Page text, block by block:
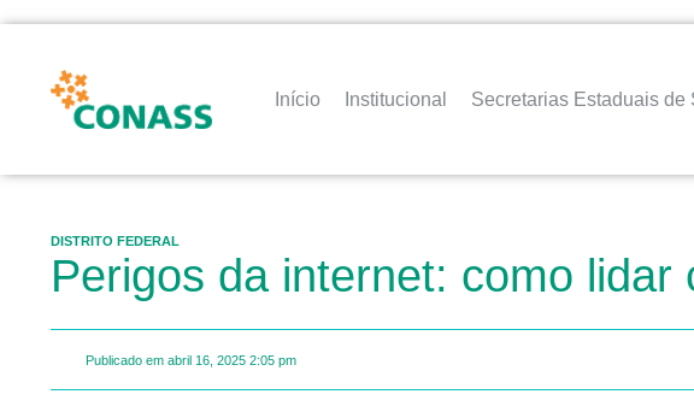
Início Institucional Secretarias Estaduais de
DISTRITO FEDERAL
Perigos da internet: como
Publicado em abril 16, 2025 2:05 pm